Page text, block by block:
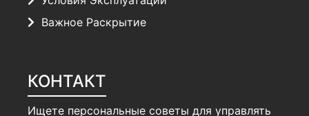
Важное Раскрытие
КОНТАКТ
Ищете персональные советы для управлять